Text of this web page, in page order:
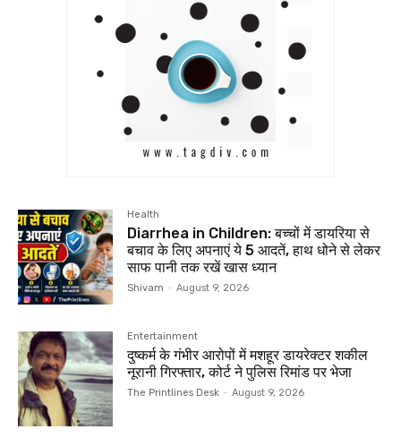
Health
Diarrhea in Children: बच्चों में डायरिया से
बचाव के लिए अपनाएं ये 5 आदतें, हाथ धोने से लेकर
साफ पानी तक रखें खास ध्यान
Shivam - August 9, 2026
Entertainment
दुष्कर्म के गंभीर आरोपों में मशहूर डायरेक्टर शकील
नूरानी गिरफ्तार, कोर्ट ने पुलिस रिमांड पर भेजा
The Printlines Desk - August 9, 2026